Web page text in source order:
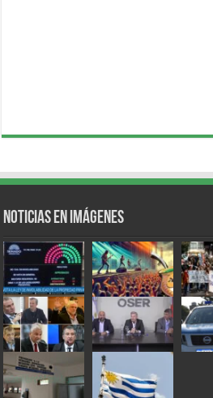
Noticias en Imágenes